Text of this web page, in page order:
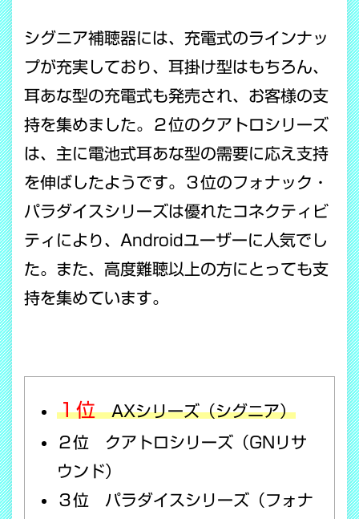
シグニア補聴器には、充電式のラインナッ
プが充実しており、耳掛け型はもちろん、
耳あな型の充電式も発売され、お客様の支
持を集めました。２位のクアトロシリーズ
は、主に電池式耳あな型の需要に応え支持
を伸ばしたようです。３位のフォナック・
パラダイスシリーズは優れたコネクティビ
ティにより、Androidユーザーに人気でし
た。また、高度難聴以上の方にとっても支
持を集めています。
１位AXシリーズ（シグニア）
２位 クアトロシリーズ（GNリサ
ウンド）
３位 パラダイスシリーズ（フォナ